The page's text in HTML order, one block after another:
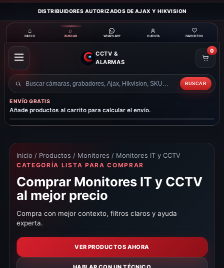
DISTRIBUIDORES AUTORIZADOS DE AJAX Y HIKVISION
⌂
INICIO
⌕
BUSCAR WHATSAPP CUENTA
♡
FAVORITOS
ABRIR
MENÚ
CCTV &
ALARMAS
Buscar
productos
BUSCAR
0
ENVÍO GRATIS
Añade productos al carrito para calcular el envío.
Inicio / Productos / Monitores / Monitores IT y CCTV
CATEGORÍA LISTA PARA COMPRAR
Comprar Monitores IT y CCTV
al mejor precio
Compra con mejor contexto, filtros claros y ayuda
experta.
VER PRODUCTOS AHORA